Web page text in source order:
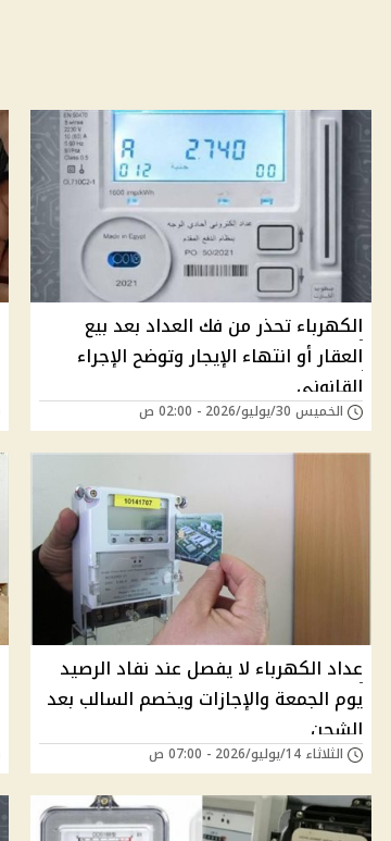
الكهرباء تحذر من فك العداد بعد بيع
العقار أو انتهاء الإيجار وتوضح الإجراء
القانوني
الخميس 30/يوليو/2026 - 02:00 ص
عداد الكهرباء لا يفصل عند نفاد الرصيد
يوم الجمعة والإجازات ويخصم السالب بعد
الشحن
الثلاثاء 14/يوليو/2026 - 07:00 ص